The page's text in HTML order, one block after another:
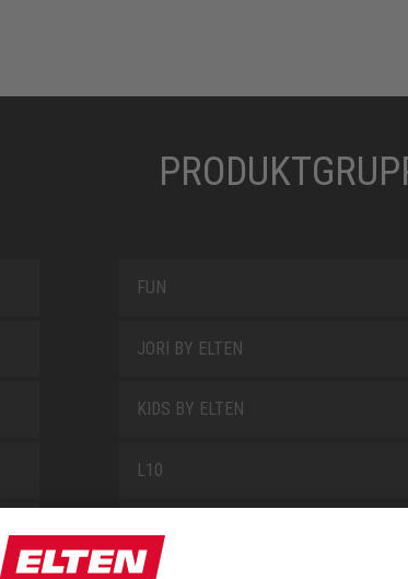
FUN
JORI BY ELTEN
KIDS BY ELTEN
L10
LOWA WORK COLLECTION